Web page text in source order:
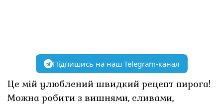
Підпишись на наш Telegram-канал
Це мій улюблений швидкий рецепт пирога!
Можна робити з вишнями, сливами,